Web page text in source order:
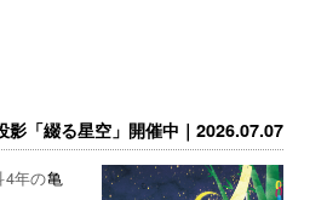
影「綴る星空」開催中｜2026.07.07
4年の亀